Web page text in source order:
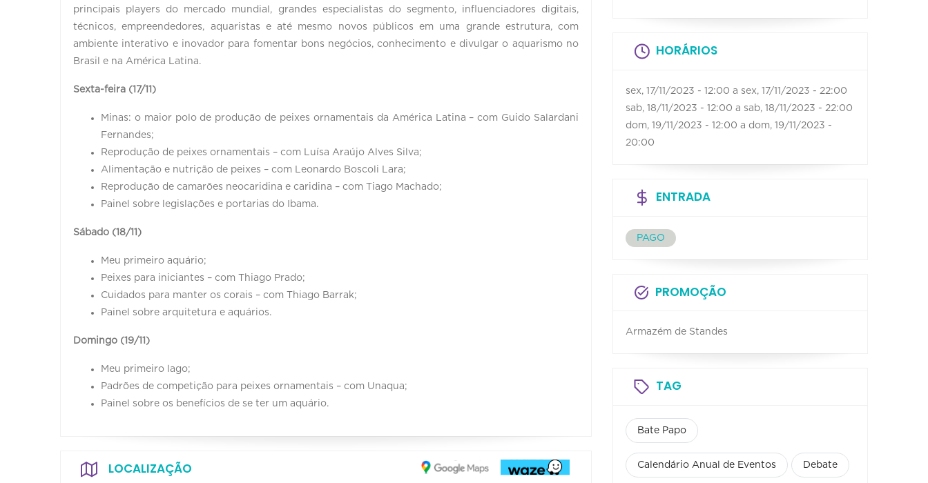
principais players do mercado mundial, grandes especialistas do segmento, influenciadores digitais,
técnicos, empreendedores, aquaristas e até mesmo novos públicos em uma grande estrutura, com
ambiente interativo e inovador para fomentar bons negócios, conhecimento e divulgar o aquarismo no
Brasil e na América Latina.
Sexta-feira (17/11)
Minas: o maior polo de produção de peixes ornamentais da América Latina – com Guido Salardani
Fernandes;
Reprodução de peixes ornamentais – com Luísa Araújo Alves Silva;
Alimentação e nutrição de peixes – com Leonardo Boscoli Lara;
Reprodução de camarões neocaridina e caridina – com Tiago Machado;
Painel sobre legislações e portarias do Ibama.
Sábado (18/11)
Meu primeiro aquário;
Peixes para iniciantes – com Thiago Prado;
Cuidados para manter os corais – com Thiago Barrak;
Painel sobre arquitetura e aquários.
Domingo (19/11)
Meu primeiro lago;
Padrões de competição para peixes ornamentais – com Unaqua;
Painel sobre os benefícios de se ter um aquário.
LOCALIZAÇÃO
HORÁRIOS
sex, 17/11/2023 - 12:00 a sex, 17/11/2023 - 22:00
sab, 18/11/2023 - 12:00 a sab, 18/11/2023 - 22:00
dom, 19/11/2023 - 12:00 a dom, 19/11/2023 -
20:00
ENTRADA
PAGO
PROMOÇÃO
Armazém de Standes
TAG
Bate Papo
Calendário Anual de Eventos Debate